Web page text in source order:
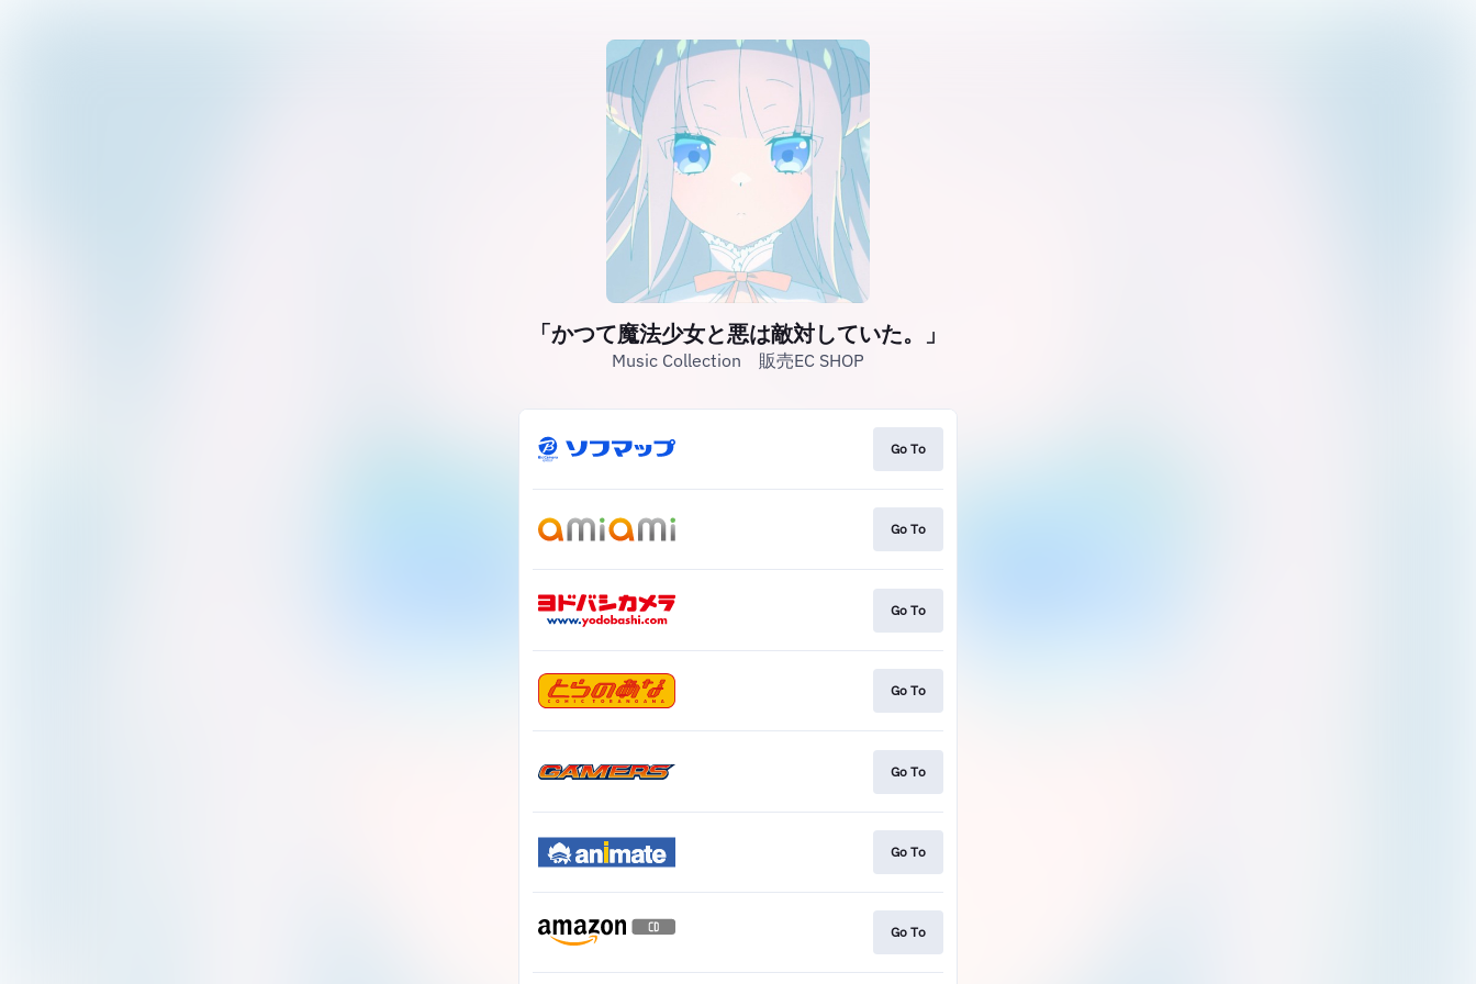
「かつて魔法少女と悪は敵対していた。」
Music Collection 販売EC SHOP
Go To
Go To
Go To
Go To
Go To
Go To
Go To